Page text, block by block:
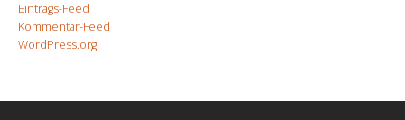
Eintrags-Feed
Kommentar-Feed
WordPress.org